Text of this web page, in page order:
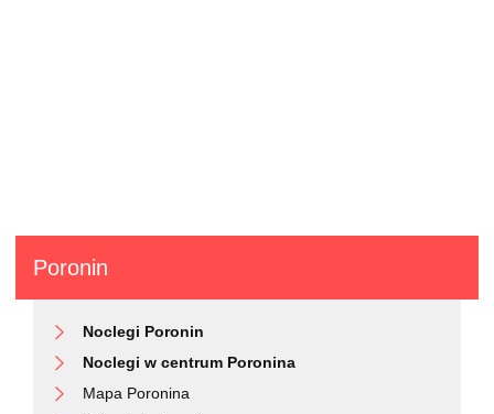
Poronin
Noclegi Poronin
Noclegi w centrum Poronina
Mapa Poronina